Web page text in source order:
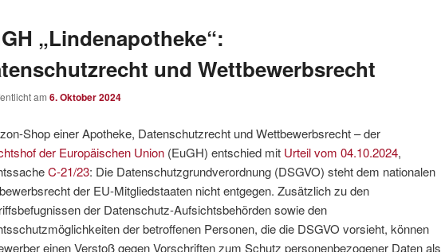
„Lindenapotheke“:
und Wettbewerbsrecht
am 6. Oktober 2024
Shop einer Apotheke, Datenschutzrecht und Wettbewerbsrecht – der
der Europäischen Union (EuGH) entschied mit Urteil vom 04.10.2024,
C-21/23: Die Datenschutzgrundverordnung (DSGVO) steht dem nationalen
der EU-Mitgliedstaaten nicht entgegen. Zusätzlich zu den
der Datenschutz-Aufsichtsbehörden sowie den
der betroffenen Personen, die die DSGVO vorsieht, können
einen Verstoß gegen Vorschriften zum Schutz personenbezogener Daten als